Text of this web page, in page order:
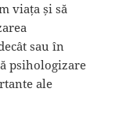
viața și să
sau în
psihologizare
ale